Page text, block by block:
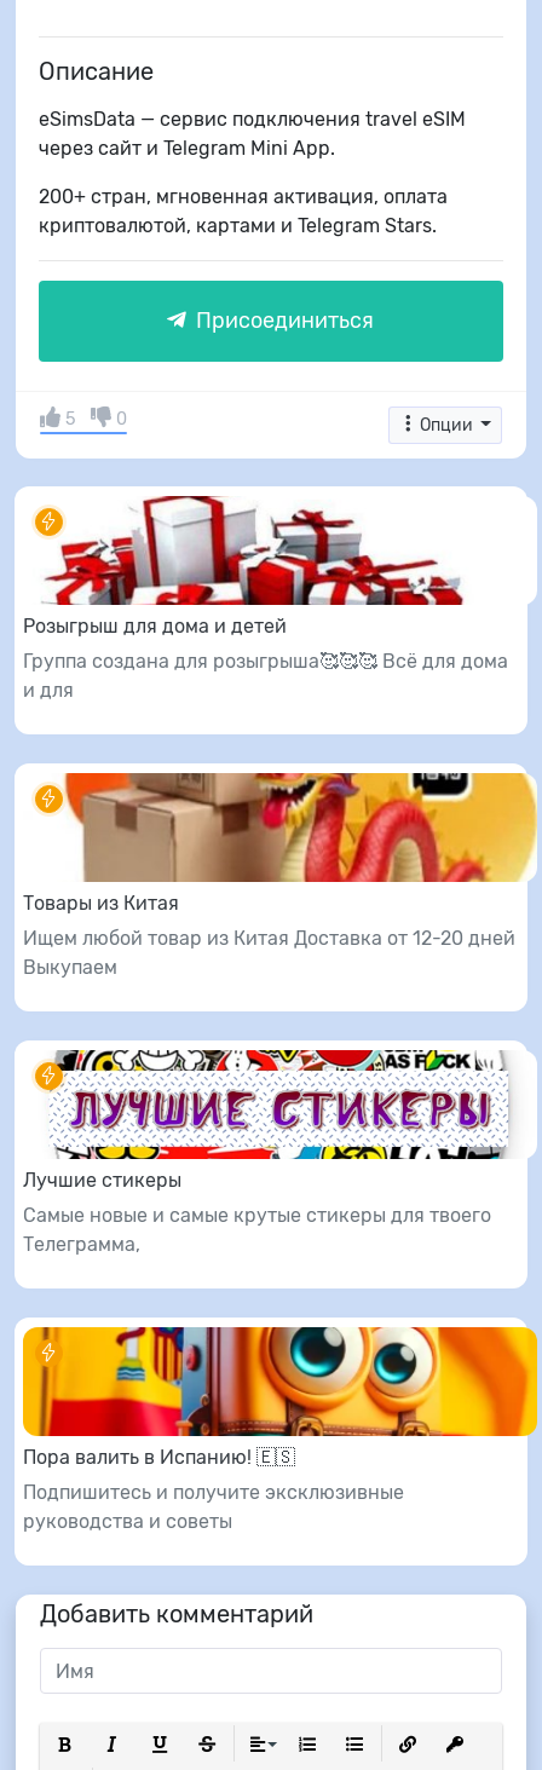
Описание
eSimsData — сервис подключения travel eSIM
через сайт и Telegram Mini App.
200+ стран, мгновенная активация, оплата
криптовалютой, картами и Telegram Stars.
Присоединиться
Опции
5 0
Розыгрыш для дома и детей
Группа создана для розыгрыша🥰🥰🥰 Всё для дома
и для
Товары из Китая
Ищем любой товар из Китая Доставка от 12-20 дней
Выкупаем
Лучшие стикеры
Самые новые и самые крутые стикеры для твоего
Телеграмма,
Пора валить в Испанию! 🇪🇸
Подпишитесь и получите эксклюзивные
руководства и советы
Добавить комментарий